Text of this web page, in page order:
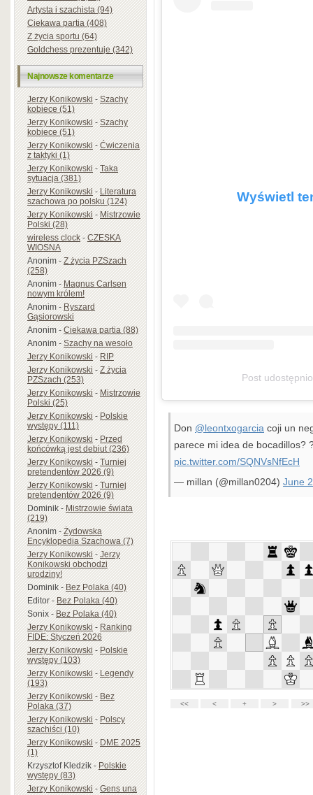
Artysta i szachista (94)
Ciekawa partia (408)
Z życia sportu (64)
Goldchess prezentuje (342)
Najnowsze komentarze
Jerzy Konikowski-Szachy
kobiece (51)
Jerzy Konikowski-Szachy
kobiece (51)
Jerzy Konikowski-Ćwiczenia
z taktyki (1)
Jerzy Konikowski-Taka
sytuacja (381)
Jerzy Konikowski-Literatura
szachowa po polsku (124)
Jerzy Konikowski-Mistrzowie
Polski (28)
wireless clock-CZESKA
WIOSNA
Anonim-Z życia PZSzach
(258)
Anonim-Magnus Carlsen
nowym królem!
Anonim-Ryszard
Gąsiorowski
Anonim-Ciekawa partia (88)
Anonim-Szachy na wesoło
Jerzy Konikowski-RIP
Jerzy Konikowski-Z życia
PZSzach (253)
Jerzy Konikowski-Mistrzowie
Polski (25)
Jerzy Konikowski-Polskie
występy (111)
Jerzy Konikowski-Przed
końcówką jest debiut (236)
Jerzy Konikowski-Turniej
pretendentów 2026 (9)
Jerzy Konikowski-Turniej
pretendentów 2026 (9)
Dominik-Mistrzowie świata
(219)
Anonim-Żydowska
Encyklopedia Szachowa (7)
Jerzy Konikowski-Jerzy
Konikowski obchodzi
urodziny!
Dominik-Bez Polaka (40)
Editor-Bez Polaka (40)
Sonix-Bez Polaka (40)
Jerzy Konikowski-Ranking
FIDE: Styczeń 2026
Jerzy Konikowski-Polskie
występy (103)
Jerzy Konikowski-Legendy
(193)
Jerzy Konikowski-Bez
Polaka (37)
Jerzy Konikowski-Polscy
szachiści (10)
Jerzy Konikowski-DME 2025
(1)
Krzysztof Kledzik-Polskie
występy (83)
Jerzy Konikowski-Gens una
Wyświetl
Post
Don @leontxogarcia coji un
parece mi idea de bocadillos?
pic.twitter.com/SQNVsNfEcH
— millan (@millan0204) June